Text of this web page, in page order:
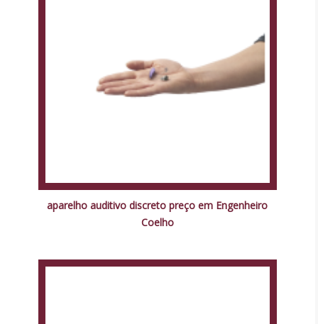
aparelho auditivo discreto preço em Engenheiro
Coelho